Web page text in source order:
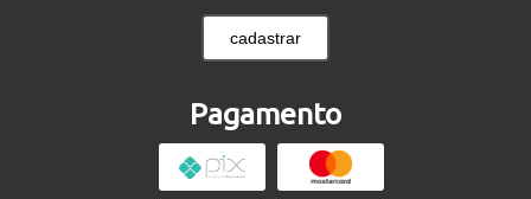
cadastrar
Pagamento